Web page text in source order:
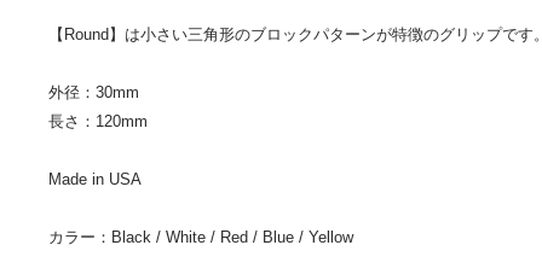
【Round】は小さい三角形のブロックパターンが特徴のグリップです
外径：30mm
長さ：120mm
​Made in USA
カラー：Black / White / Red / Blue / Yellow